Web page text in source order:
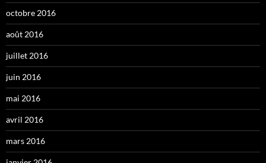
octobre 2016
août 2016
juillet 2016
juin 2016
mai 2016
avril 2016
mars 2016